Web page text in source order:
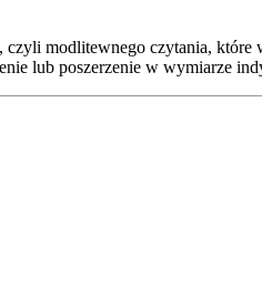
, czyli modlitewnego czytania, które
lub poszerzenie w wymiarze